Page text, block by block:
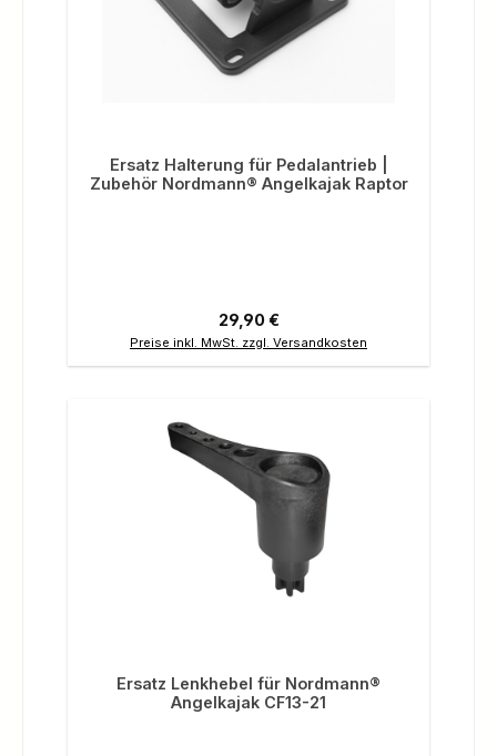
Ersatz Halterung für Pedalantrieb |
Zubehör Nordmann® Angelkajak Raptor
Regulärer Preis:
29,90 €
Preise inkl. MwSt. zzgl. Versandkosten
Ersatz Lenkhebel für Nordmann®
Angelkajak CF13-21